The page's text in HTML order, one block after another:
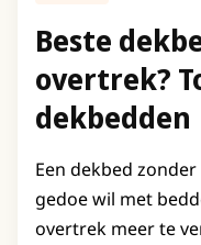
Beste
overtrek?
dekbedden
Een dekbed
gedoe wil met
overtrek meer te